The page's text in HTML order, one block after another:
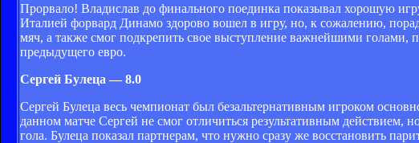
Прорвало! Владислав до финального поединка показывал хорошую
Италией форвард Динамо здорово вошел в игру, но, к сожалению,
мяч, а также смог подкрепить свое выступление важнейшими голами,
предыдущего евро.
Сергей Булеца — 8.0
Сергей Булеца весь чемпионат был безальтернативным игроком
данном матче Сергей не смог отличиться результативным
гола. Булеца показал партнерам, что нужно сразу же восстановить